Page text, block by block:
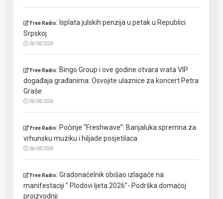
Free Radio: Isplata julskih penzija u petak u Republici
Srpskoj
06/08/2026
Free Radio: Bingo Group i ove godine otvara vrata VIP
događaja građanima: Osvojite ulaznice za koncert Petra
Graše
06/08/2026
Free Radio: Počinje “Freshwave”: Banjaluka spremna za
vrhunsku muziku i hiljade posjetilaca
06/08/2026
Free Radio:Gradonačelnik obišao izlagače na
manifestaciji ” Plodovi ljeta 2026”- Podrška domaćoj
proizvodnji